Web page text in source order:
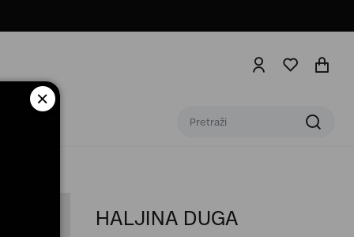
HALJINA DUGA